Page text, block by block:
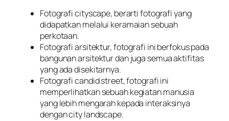
Fotografi cityscape, berarti fotografi yang
didapatkan melalui keramaian sebuah
perkotaan.
Fotografi arsitektur, fotografi ini berfokus pada
bangunan arsitektur dan juga semua aktifitas
yang ada disekitarnya.
Fotografi candid street, fotografi ini
memperlihatkan sebuah kegiatan manusia
yang lebih mengarah kepada interaksinya
dengan city landscape.